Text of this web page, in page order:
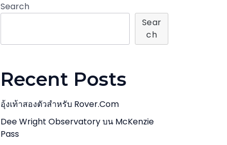
Search
Sear
Ch
Recent Posts
อุ้งเท้าสองตัวสำหรับ Rover.com
Dee Wright Observatory บน McKenzie
Pass